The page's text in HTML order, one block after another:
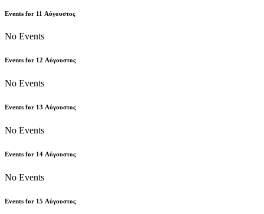
Events for 11 Αύγουστος
No Events
Events for 12 Αύγουστος
No Events
Events for 13 Αύγουστος
No Events
Events for 14 Αύγουστος
No Events
Events for 15 Αύγουστος